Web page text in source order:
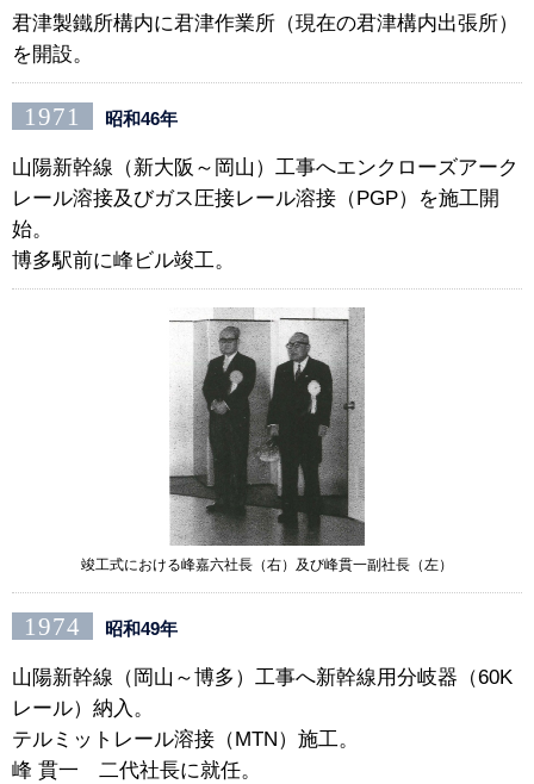
君津製鐵所構内に君津作業所（現在の君津構内出張所）
を開設。
1971 昭和46年
山陽新幹線（新大阪～岡山）工事へエンクローズアーク
レール溶接及びガス圧接レール溶接（PGP）を施工開
始。
博多駅前に峰ビル竣工。
竣工式における峰嘉六社長（右）及び峰貫一副社長（左）
1974 昭和49年
山陽新幹線（岡山～博多）工事へ新幹線用分岐器（60K
レール）納入。
テルミットレール溶接（MTN）施工。
峰 貫一 二代社長に就任。